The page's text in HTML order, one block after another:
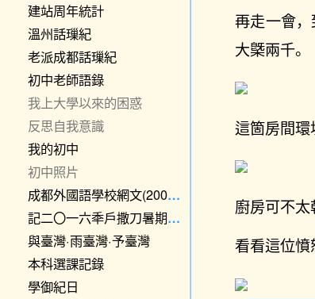
建站周年統計
溫州話璅紀
老派成都話璅紀
初中老師語錄
我上大學以來的困惑
反思自我意識
我的初中
初中照片
成都外國語學校網文(2009–12)
記二〇一六秊戶撒刀暑期實踐
與臺灣·雨臺灣·予臺灣
本科選課記錄
學御紀日
再走一會
大槩兩千。
這箇房間環
廚房可不太
看看這位憤